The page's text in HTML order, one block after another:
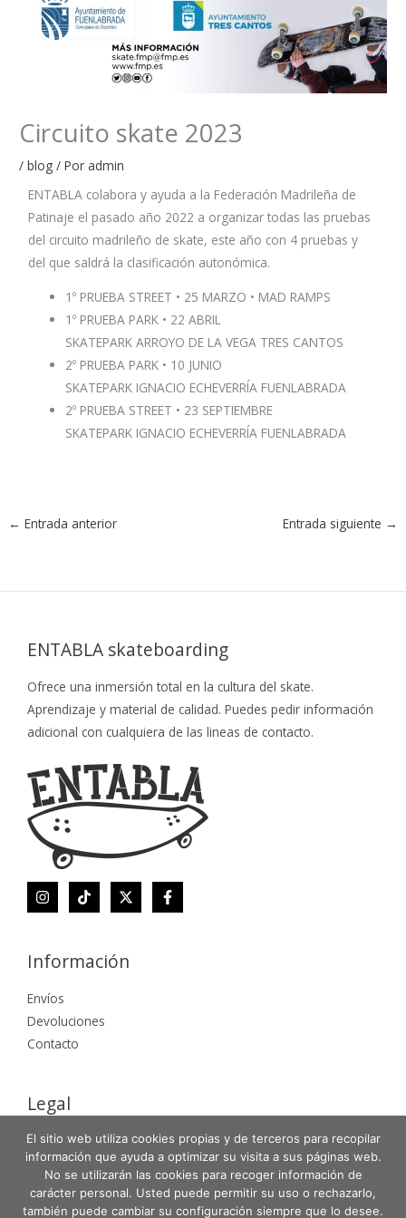
Circuito skate 2023
/blog / Por admin
ENTABLA colabora y ayuda a la Federación Madrileña de
Patinaje el pasado año 2022 a organizar todas las pruebas
del circuito madrileño de skate, este año con 4 pruebas y
del que saldrá la clasificación autonómica.
1º PRUEBA STREET • 25 MARZO • MAD RAMPS
1º PRUEBA PARK • 22 ABRIL
SKATEPARK ARROYO DE LA VEGA TRES CANTOS
2º PRUEBA PARK • 10 JUNIO
SKATEPARK IGNACIO ECHEVERRÍA FUENLABRADA
2º PRUEBA STREET • 23 SEPTIEMBRE
SKATEPARK IGNACIO ECHEVERRÍA FUENLABRADA
← Entrada anterior Entrada siguiente →
ENTABLA skateboarding
Ofrece una inmersión total en la cultura del skate.
Aprendizaje y material de calidad. Puedes pedir información
adicional con cualquiera de las lineas de contacto.
Información
Envíos
Devoluciones
Contacto
Legal
Aviso Legal
Política de Privacidad
Política de Cookies
El sitio web utiliza cookies propias y de terceros para recopilar
información que ayuda a optimizar su visita a sus páginas web.
No se utilizarán las cookies para recoger información de
carácter personal. Usted puede permitir su uso o rechazarlo,
también puede cambiar su configuración siempre que lo desee.